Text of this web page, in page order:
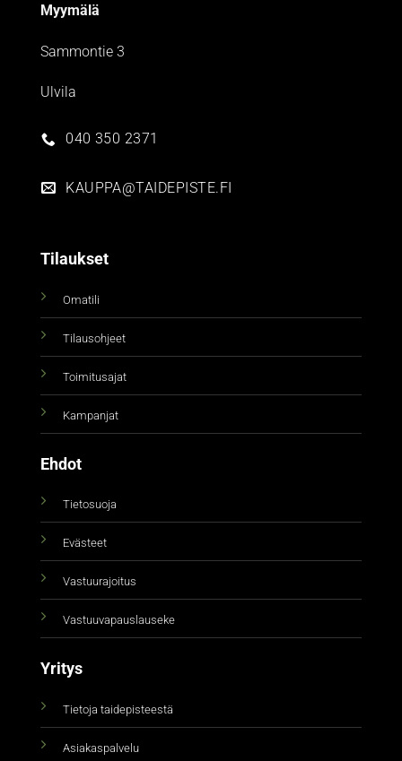
Myymälä
Sammontie 3
Ulvila
040 350 2371
KAUPPA@TAIDEPISTE.FI
Tilaukset
Omatili
Tilausohjeet
Toimitusajat
Kampanjat
Ehdot
Tietosuoja
Evästeet
Vastuurajoitus
Vastuuvapauslauseke
Yritys
Tietoja taidepisteestä
Asiakaspalvelu